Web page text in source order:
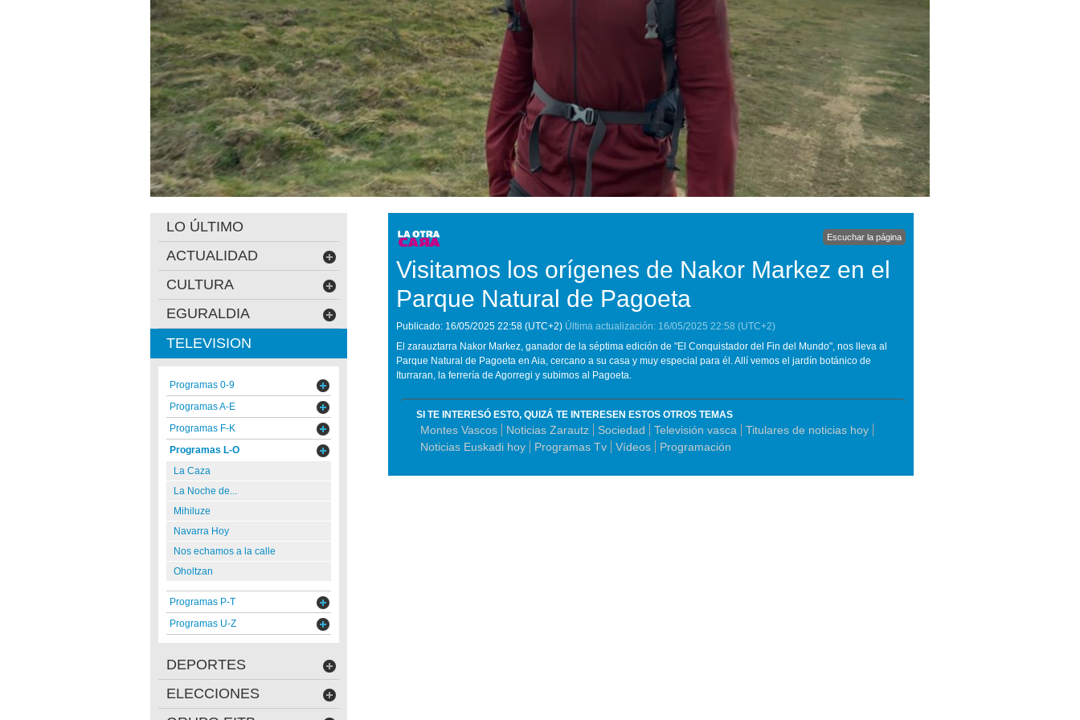
Escuchar la página
Visitamos los orígenes de Nakor Markez en el
Parque Natural de Pagoeta
Publicado: 16/05/2025 22:58 (UTC+2) Última actualización: 16/05/2025 22:58 (UTC+2)
El zarauztarra Nakor Markez, ganador de la séptima edición de "El Conquistador del Fin del Mundo", nos lleva al
Parque Natural de Pagoeta en Aia, cercano a su casa y muy especial para él. Allí vemos el jardín botánico de
Iturraran, la ferrería de Agorregi y subimos al Pagoeta.
SI TE INTERESÓ ESTO, QUIZÁ TE INTERESEN ESTOS OTROS TEMAS
Montes Vascos Noticias Zarautz Sociedad Televisión vasca
Titulares de noticias hoy
Noticias Euskadi hoy
Programas Tv Vídeos Programación
LO ÚLTIMO
ACTUALIDAD
CULTURA
EGURALDIA
TELEVISION
Programas 0-9
Programas A-E
Programas F-K
Programas L-O
La Caza
La Noche de...
Mihiluze
Navarra Hoy
Nos echamos a la calle
Oholtzan
Programas P-T
Programas U-Z
DEPORTES
ELECCIONES